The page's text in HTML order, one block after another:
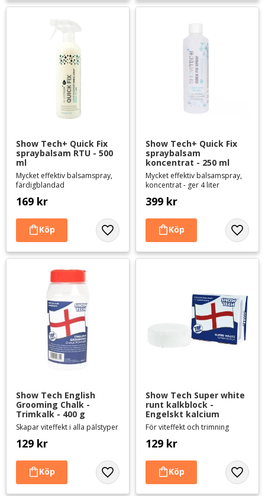
Show Tech+ Quick Fix
spraybalsam RTU - 500
ml
Mycket effektiv balsamspray,
färdigblandad
169 kr
Lägg till i favoriter
Show Tech+ Quick Fix
spraybalsam
koncentrat - 250 ml
Mycket effektiv balsamspray,
koncentrat - ger 4 liter
399 kr
Lägg
Show Tech English
Grooming Chalk -
Trimkalk - 400 g
Skapar viteffekt i alla pälstyper
129 kr
Lägg till i favoriter
Show Tech Super white
runt kalkblock -
Engelskt kalcium
För viteffekt och trimning
129 kr
Lägg